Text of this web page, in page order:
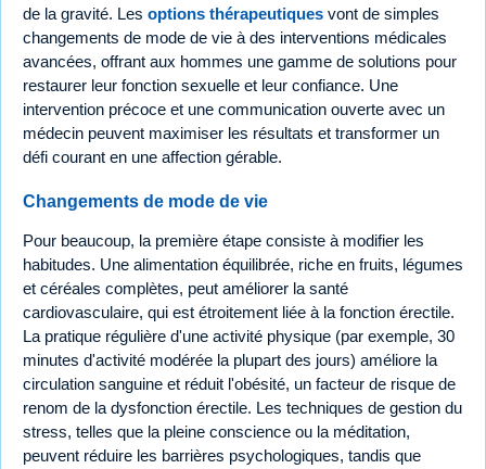
de la gravité. Les options thérapeutiques vont de simples
changements de mode de vie à des interventions médicales
avancées, offrant aux hommes une gamme de solutions pour
restaurer leur fonction sexuelle et leur confiance. Une
intervention précoce et une communication ouverte avec un
médecin peuvent maximiser les résultats et transformer un
défi courant en une affection gérable.
Changements de mode de vie
Pour beaucoup, la première étape consiste à modifier les
habitudes. Une alimentation équilibrée, riche en fruits, légumes
et céréales complètes, peut améliorer la santé
cardiovasculaire, qui est étroitement liée à la fonction érectile.
La pratique régulière d'une activité physique (par exemple, 30
minutes d'activité modérée la plupart des jours) améliore la
circulation sanguine et réduit l'obésité, un facteur de risque de
renom de la dysfonction érectile. Les techniques de gestion du
stress, telles que la pleine conscience ou la méditation,
peuvent réduire les barrières psychologiques, tandis que